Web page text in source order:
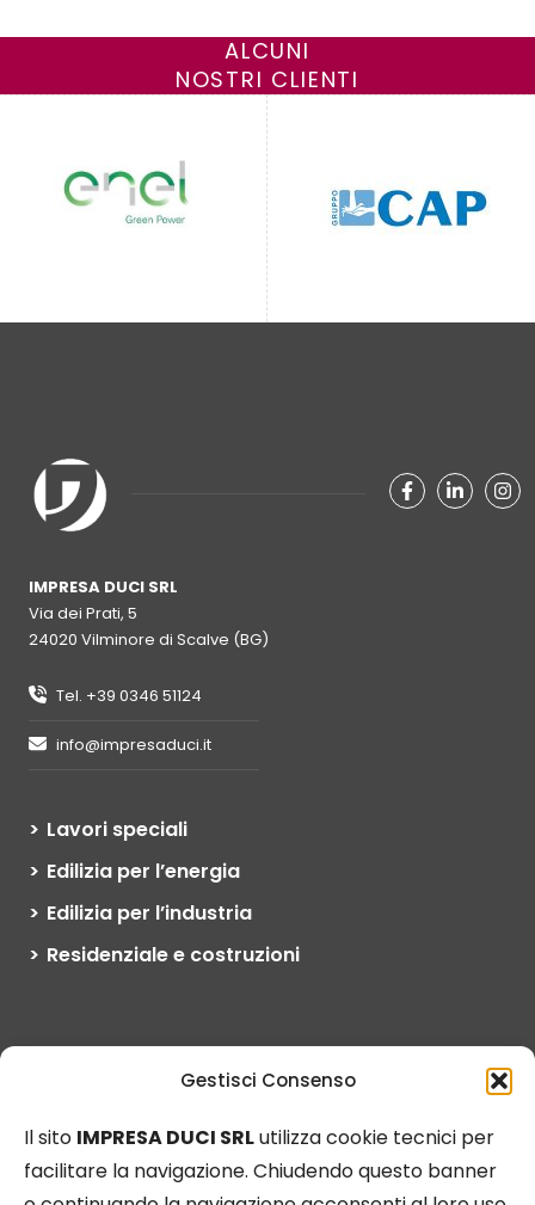
Gestisci Consenso
Il sito IMPRESA DUCI SRLutilizza cookie tecnici per
facilitare la navigazione. Chiudendo questo banner
ALCUNI
NOSTRI CLIENTI
facebook-f
IMPRESA DUCI SRL
Via dei Prati, 5
24020 Vilminore di Scalve (BG)
Tel. +39 0346 51124
info@impresaduci.it
Lavori speciali
Edilizia per l’energia
Edilizia per l’industria
Residenziale e costruzioni
L’esperienza, le competenze tecniche
e la qualità dei servizi offerti ci hanno
presenza e operatività a livello
internazionale, fino all’apertura di una
società controllata in Norvegia.